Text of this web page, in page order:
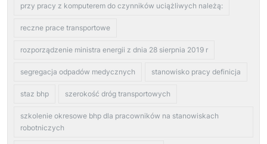
przy pracy z komputerem do czynników uciążliwych należą:
reczne prace transportowe
rozporządzenie ministra energii z dnia 28 sierpnia 2019 r
segregacja odpadów medycznych stanowisko pracy definicja
staz bhp szerokość dróg transportowych
szkolenie okresowe bhp dla pracowników na stanowiskach
robotniczych